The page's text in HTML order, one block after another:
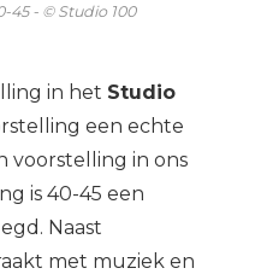
45 - © Studio 100
in het Studio
een echte
voorstelling in ons
is 40-45 een
Naast
met muziek en